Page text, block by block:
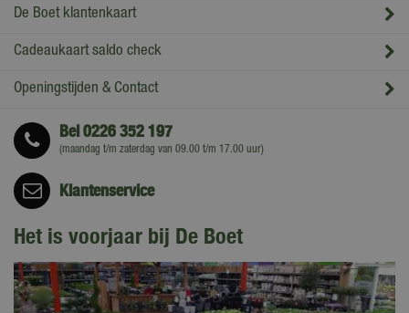
De Boet klantenkaart
Cadeaukaart saldo check
Openingstijden & Contact
Bel0226 352 197
(maandag t/m zaterdag van 09.00 t/m 17.00 uur)
Klantenservice
Het is voorjaar bij De Boet